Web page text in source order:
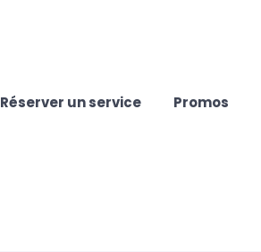
Réserver un service Promos